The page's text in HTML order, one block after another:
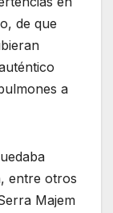
de que
a
entre otros
Majem